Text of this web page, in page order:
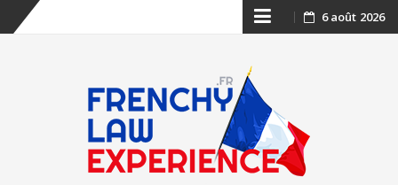
Skip
content
6 août 2026